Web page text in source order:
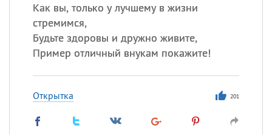
Как вы, только у лучшему в жизни
стремимся,
Будьте здоровы и дружно живите,
Пример отличный внукам покажите!
Открытка 201